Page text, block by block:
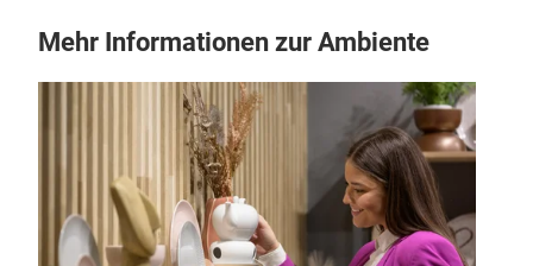
Mehr Informationen zur Ambiente